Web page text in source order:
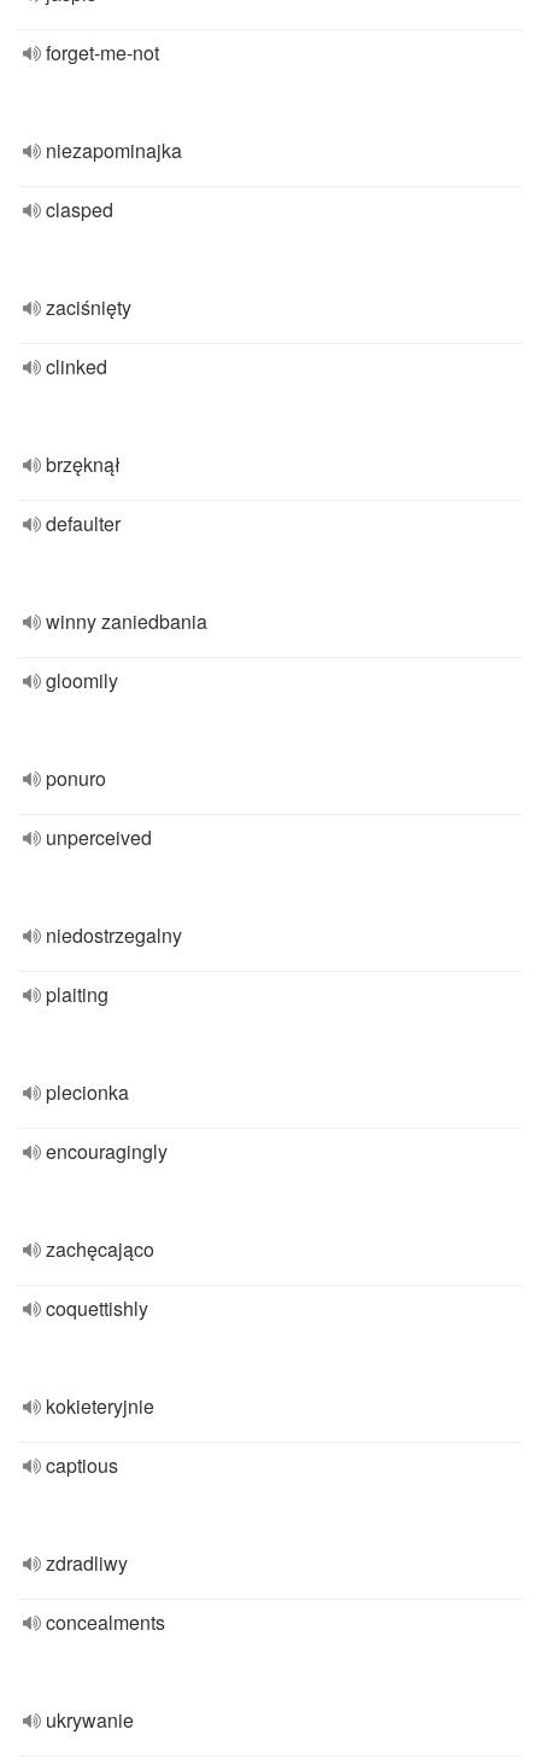
forget-me-not
niezapominajka
clasped
zaciśnięty
clinked
brzęknął
defaulter
winny zaniedbania
gloomily
ponuro
unperceived
niedostrzegalny
plaiting
plecionka
encouragingly
zachęcająco
coquettishly
kokieteryjnie
captious
zdradliwy
concealments
ukrywanie